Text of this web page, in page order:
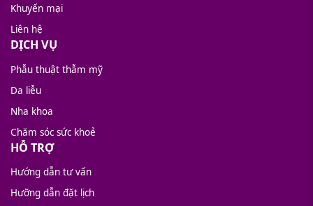
Khuyến mại
Liên hệ
DỊCH VỤ
Phẫu thuật thẫm mỹ
Da liễu
Nha khoa
Chăm sóc sức khoẻ
HỖ TRỢ
Hướng dẫn tư vấn
Hưỡng dẫn đặt lịch